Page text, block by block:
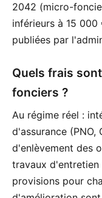
2042 (micro-
inférieurs à 15
publiées par
Quels frais
fonciers ?
Au régime réel :
d'assurance
d'enlèvement des
travaux
provisions pour